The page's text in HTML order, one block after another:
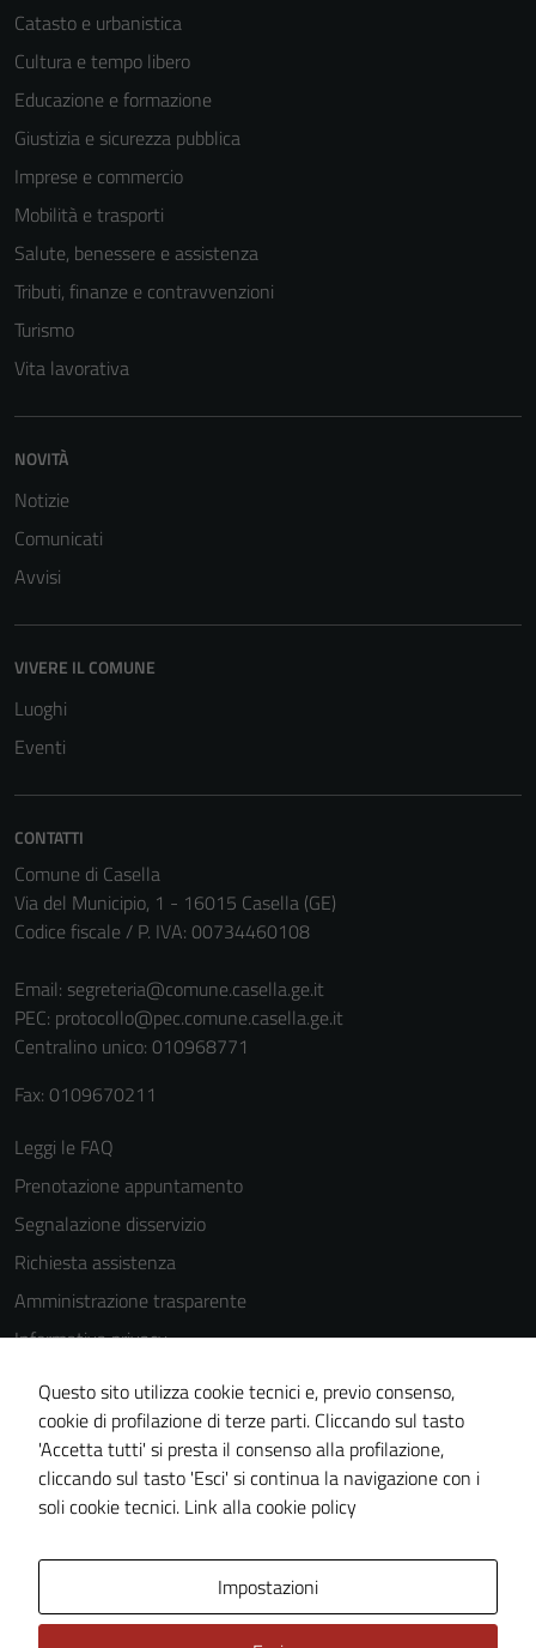
Catasto e urbanistica
Cultura e tempo libero
Educazione e formazione
Giustizia e sicurezza pubblica
Imprese e commercio
Mobilità e trasporti
Salute, benessere e assistenza
Tributi, finanze e contravvenzioni
Turismo
Vita lavorativa
NOVITÀ
Notizie
Comunicati
Avvisi
VIVERE IL COMUNE
Luoghi
Eventi
CONTATTI
Comune di Casella
Via del Municipio, 1 - 16015 Casella (GE)
Codice fiscale / P. IVA: 00734460108
Email: segreteria@comune.casella.ge.it
PEC: protocollo@pec.comune.casella.ge.it
Centralino unico: 010968771
Fax: 0109670211
Leggi le FAQ
Prenotazione appuntamento
Segnalazione disservizio
Richiesta assistenza
Amministrazione trasparente
Informativa privacy
Cookie Policy
Note legali
Dichiarazione di accessibilità
Piano di miglioramento del sito
Questo sito utilizza cookie tecnici e, previo consenso,
cookie di profilazione di terze parti. Cliccando sul tasto
'Accetta tutti' si presta il consenso alla profilazione,
cliccando sul tasto 'Esci' si continua la navigazione con i
soli cookie tecnici. Link alla cookie policy
Impostazioni
non raccolgono
estesa per i
utilizzati
anche per la
La
disabilitazione
Experience
our website
to perform
as well as
possible
during your
refuse
these
cookies,